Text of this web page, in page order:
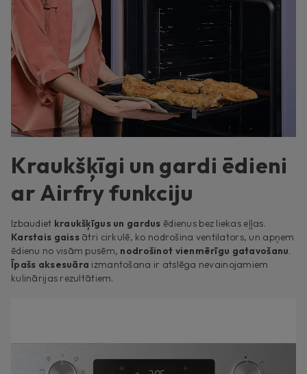
Kraukšķīgi un gardi ēdieni
ar Airfry funkciju
Izbaudiet kraukšķīgus un gardus ēdienus bez liekas eļļas.
Karstais gaissātri cirkulē, ko nodrošina ventilators, un apņem
ēdienu no visām pusēm, nodrošinot vienmērīgu gatavošanu.
Īpašs aksesuāra izmantošana ir atslēga nevainojamiem
kulinārijas rezultātiem.